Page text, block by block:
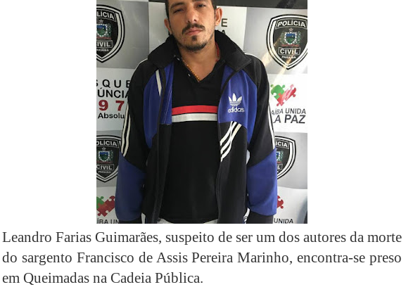
Leandro Farias Guimarães, suspeito de ser um dos autores da morte
do sargento Francisco de Assis Pereira Marinho, encontra-se preso
em Queimadas na Cadeia Pública.